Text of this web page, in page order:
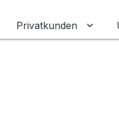
für Erneuerbare
Privatkunden